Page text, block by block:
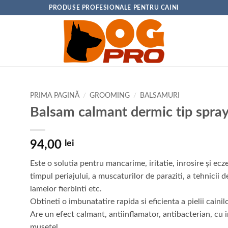
PRODUSE PROFESIONALE PENTRU CAINI
PRIMA PAGINĂ / GROOMING / BALSAMURI
Balsam calmant dermic tip
94,00 lei
Este o solutia pentru mancarime, iritatie, inrosire și
timpul periajului, a muscaturilor de paraziti, a tehnicii
lamelor fierbinti etc.
Obtineti o imbunatatire rapida si eficienta a pielii
Are un efect calmant, antiinflamator, antibacterian, cu